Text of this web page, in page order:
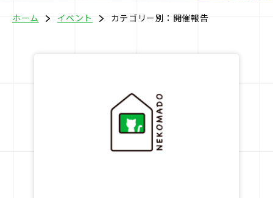
将棋教室
ホーム イベント カテゴリー別：開催報告